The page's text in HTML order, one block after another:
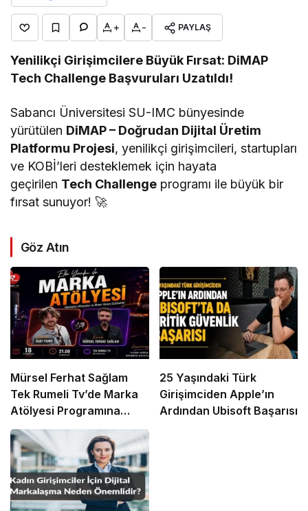
+ - PAYLAŞ
Yenilikçi Girişimcilere Büyük Fırsat: DiMAP
Tech Challenge Başvuruları Uzatıldı!
Sabancı Üniversitesi SU-IMC bünyesinde
yürütülen DiMAP – Doğrudan Dijital Üretim
Platformu Projesi, yenilikçi girişimcileri, startupları
ve KOBİ’leri desteklemek için hayata
geçirilen Tech Challenge programı ile büyük bir
fırsat sunuyor! 🚀
Göz Atın
Mürsel Ferhat Sağlam
Tek Rumeli Tv’de Marka
Atölyesi Programına
Konuk Oldu
25 Yaşındaki Türk
Girişimciden Apple’ın
Ardından Ubisoft Başarısı